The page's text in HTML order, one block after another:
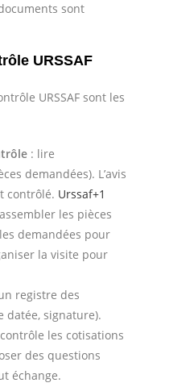
sont
URSSAF
URSSAF sont les
: lire
demandées). L’avis
contrôlé. Urssaf+1
les pièces
demandées pour
la visite pour
registre des
datée, signature).
contrôle les cotisations
des questions
échange.